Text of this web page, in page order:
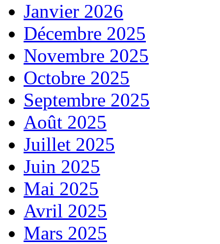
Janvier 2026
Décembre 2025
Novembre 2025
Octobre 2025
Septembre 2025
Août 2025
Juillet 2025
Juin 2025
Mai 2025
Avril 2025
Mars 2025